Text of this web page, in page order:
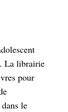
La librairie
pour
le